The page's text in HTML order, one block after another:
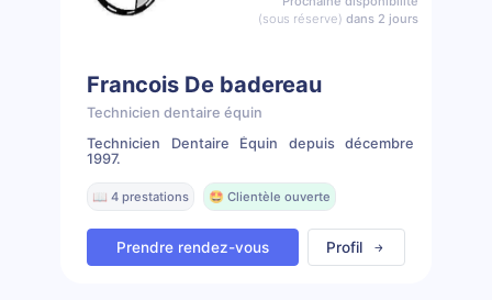
(sous réserve) dans 2 jours
Francois De badereau
Technicien dentaire équin
Technicien Dentaire Équin depuis décembre
1997.
📖 4 prestations 🤩 Clientèle ouverte
Prendre rendez-vous Profil